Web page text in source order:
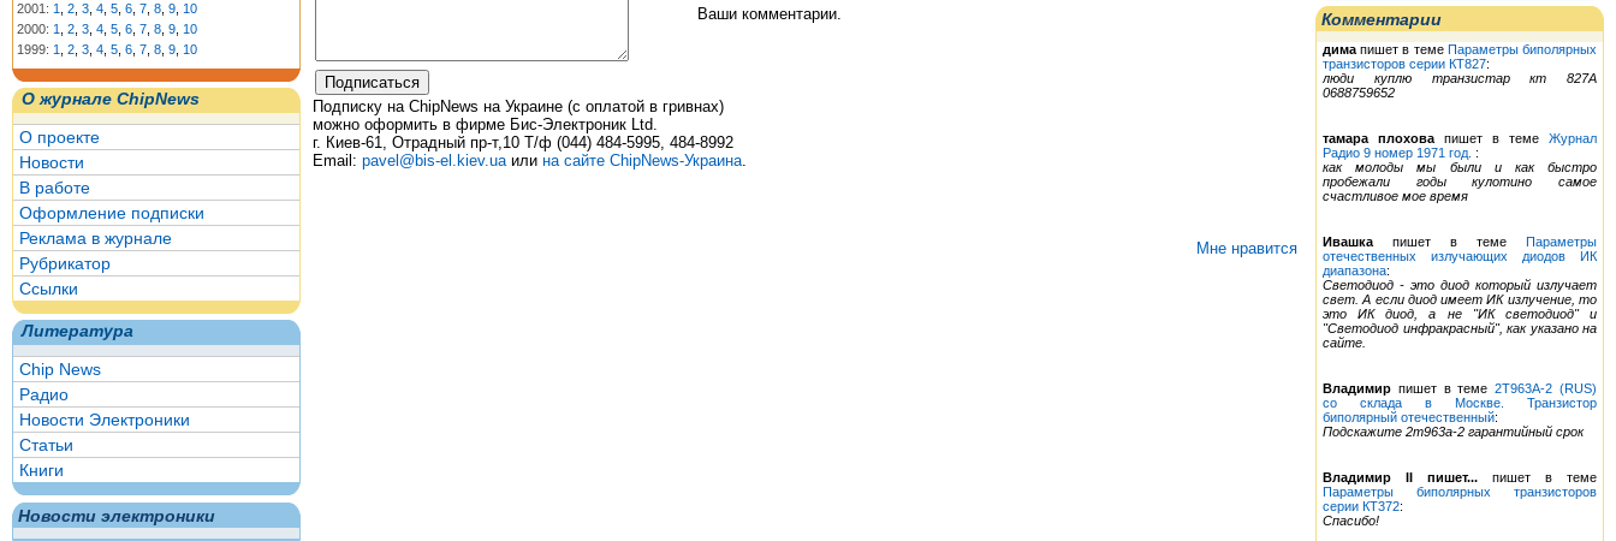
2001: 1 2 3 4 5 6 7 8 9 10
2000: 1 2 3 4 5 6 7 8 9 10
1999: 1 2 3 4 5 6 7 8 9 10
О журнале ChipNews
О проекте
Новости
В работе
Оформление подписки
Реклама в журнале
Рубрикатор
Ссылки
Литература
Chip News
Радио
Новости Электроники
Статьи
Книги
Новости электроники
Комментарии
дима пишет в теме Параметры биполярных
транзисторов серии КТ827:
люди куплю транзистар кт 827А
0688759652
тамара плохова пишет в теме Журнал
Радио 9 номер 1971 год. :
как молоды мы были и как быстро
пробежали годы кулотино самое
счастливое мое время
Ивашка пишет в теме Параметры
отечественных излучающих диодов ИК
диапазона:
Светодиод - это диод который излучает
свет. А если диод имеет ИК излучение, то
это ИК диод, а не "ИК светодиод" и
"Светодиод инфракрасный", как указано на
сайте.
Владимир пишет в теме2Т963А-2 (RUS)
со склада в Москве. Транзистор
биполярный отечественный:
Подскажите 2т963а-2 гарантийный срок
Владимир II пишет... пишет в теме
Параметры биполярных транзисторов
серии КТ372:
Спасибо!
Ваши комментарии.
Подписку на ChipNews на Украине (с оплатой в гривнах)
можно оформить в фирме Бис-Электроник Ltd.
г. Киев-61, Отрадный пр-т,10 Т/ф (044) 484-5995, 484-8992
Email: pavel@bis-el.kiev.uaили на сайте ChipNews-Украина.
Мне нравится